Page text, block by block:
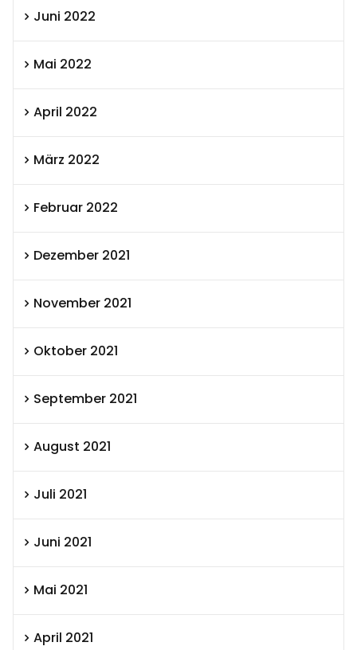
Juni 2022
Mai 2022
April 2022
März 2022
Februar 2022
Dezember 2021
November 2021
Oktober 2021
September 2021
August 2021
Juli 2021
Juni 2021
Mai 2021
April 2021